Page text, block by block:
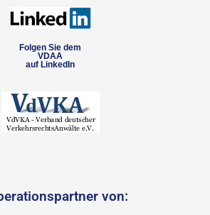
Folgen Sie dem
VDAA
auf LinkedIn
von: